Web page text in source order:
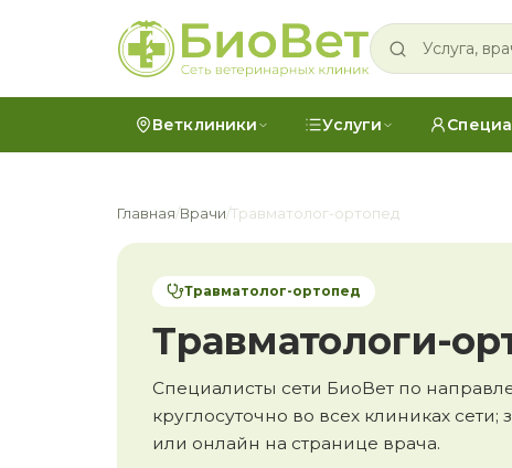
Ветклиники Услуги
Главная/Врачи/Травматолог-ортопед
Травматолог-ортопед
Травматологи-
Специалисты сети БиоВет по
круглосуточно во всех клиниках
или онлайн на странице врача.